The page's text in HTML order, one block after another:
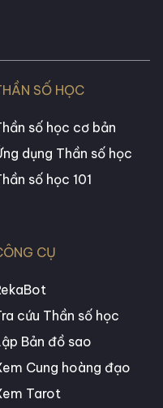
SỐ HỌC
số học cơ bản
dụng Thần số học
số học 101
CỤ
cứu Thần số học
Bản đồ sao
Cung hoàng đạo
Tarot